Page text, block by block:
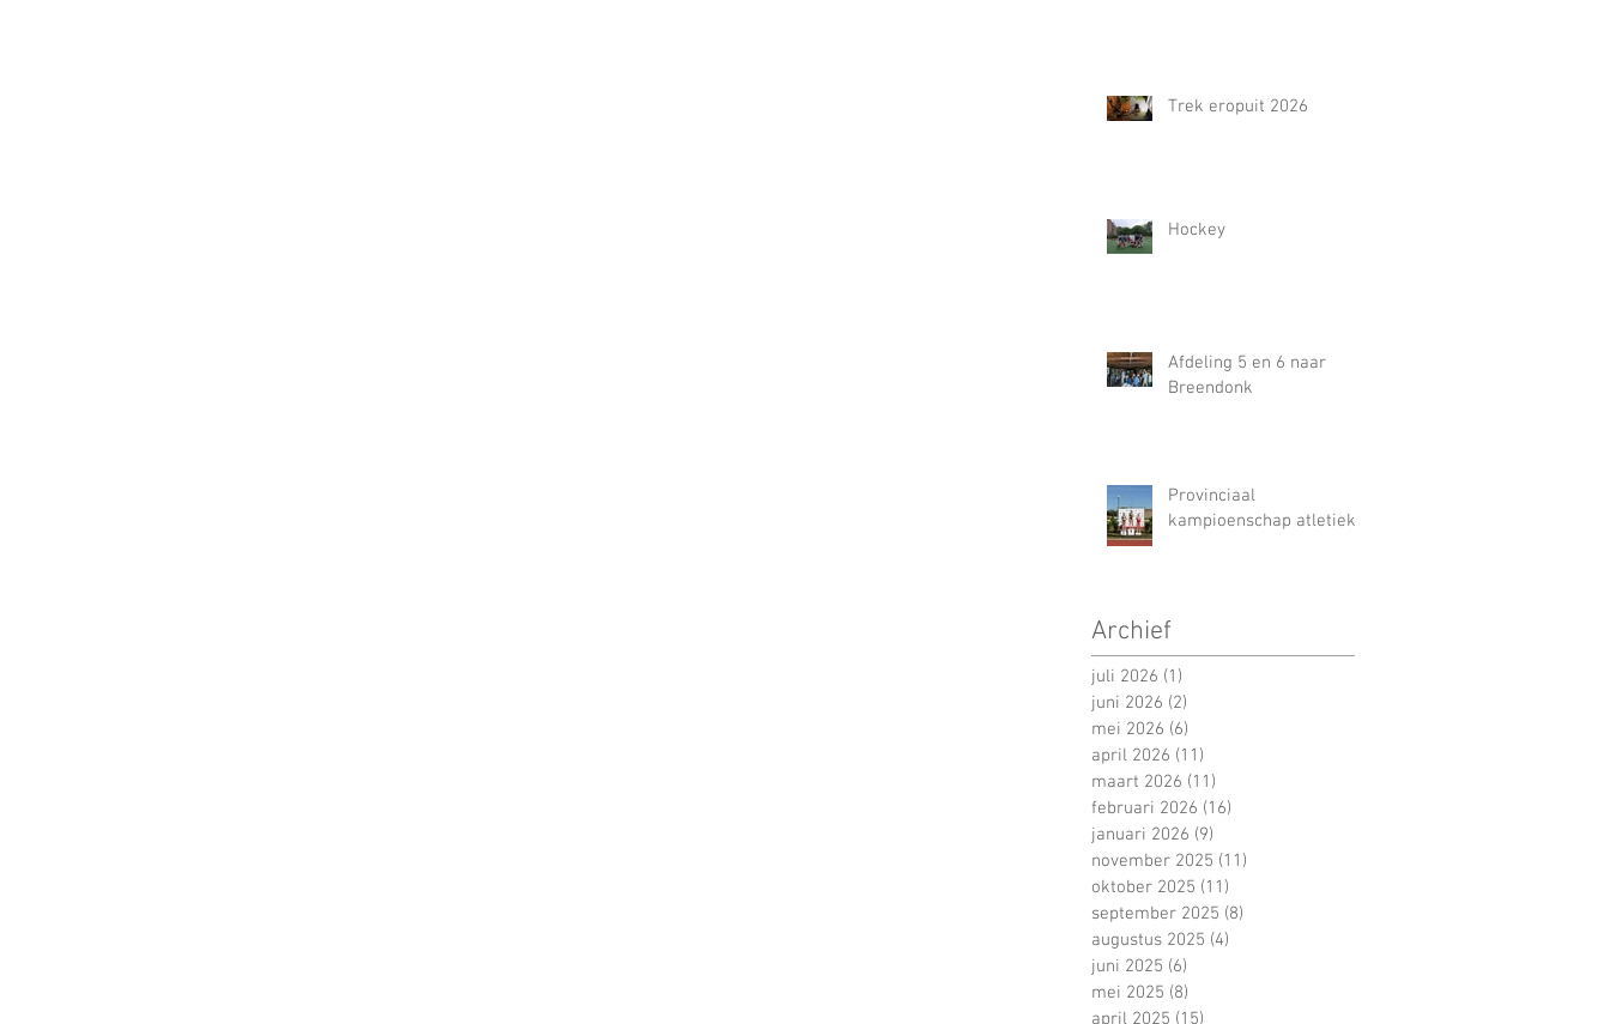
Trek eropuit 2026
Hockey
Afdeling 5 en 6 naar
Breendonk
Provinciaal
kampioenschap atletiek
Archief
juli 2026 (1)
juni 2026 (2)
mei 2026 (6)
april 2026 (11)
maart 2026 (11)
februari 2026 (16)
januari 2026 (9)
november 2025 (11)
oktober 2025 (11)
september 2025 (8)
augustus 2025 (4)
juni 2025 (6)
mei 2025 (8)
april 2025 (15)